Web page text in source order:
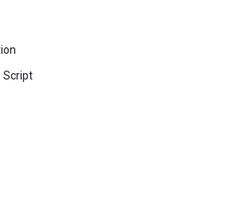
Script